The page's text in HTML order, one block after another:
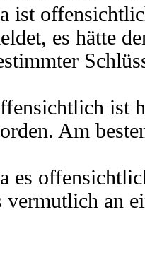
ist
es hätte
ist
Am
es
vermutlich an